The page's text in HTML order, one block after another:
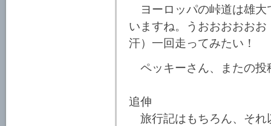
ヨーロッパの峠道は雄大
いますね。うおおおおお
汗）一回走ってみたい！
ペッキーさん、またの
追伸
旅行記はもちろん、それ